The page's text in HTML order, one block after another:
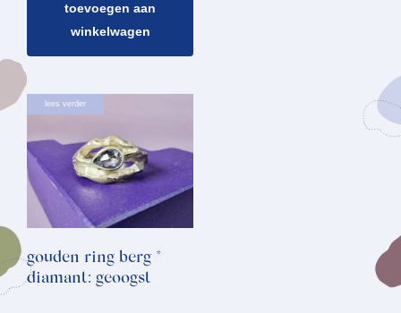
toevoegen aan
winkelwagen
lees verder
gouden ring berg *
diamant: geoogst